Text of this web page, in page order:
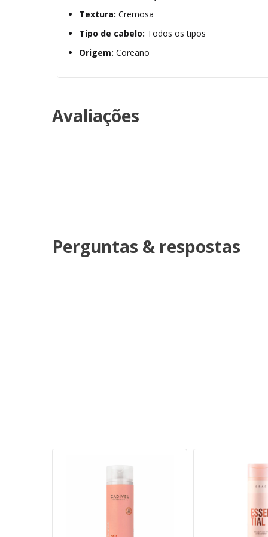
Textura: Cremosa
Tipo de cabelo: Todos os tipos
Origem: Coreano
Avaliações
Perguntas & respostas